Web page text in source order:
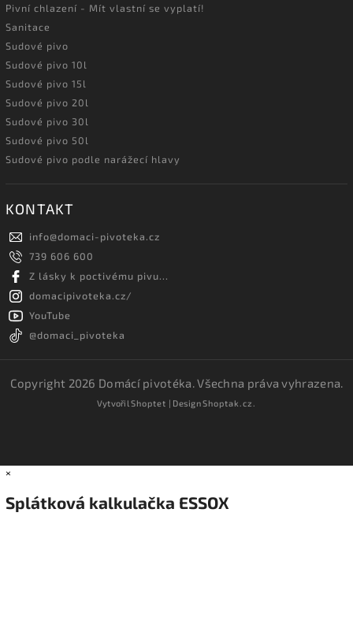
Pivní chlazení - Mít vlastní se vyplatí!
Sanitace
Sudové pivo
Sudové pivo 10l
Sudové pivo 15l
Sudové pivo 20l
Sudové pivo 30l
Sudové pivo 50l
Sudové pivo podle narážecí hlavy
KONTAKT
info@domaci-pivoteka.cz
739 606 600
Z lásky k poctivému pivu...
domacipivoteka.cz/
YouTube
@domaci_pivoteka
Copyright 2026 Domácí pivotéka. Všechna práva vyhrazena.
VytvořilShoptet | DesignShoptak.cz.
×
Splátková kalkulačka ESSOX